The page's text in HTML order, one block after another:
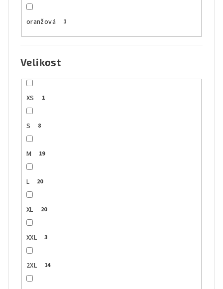
oranžová 1
Velikost
XS 1
S 8
M 19
L 20
XL 20
XXL 3
2XL 14